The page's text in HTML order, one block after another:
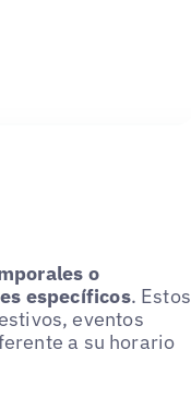
o
específicos. Estos
eventos
a su horario